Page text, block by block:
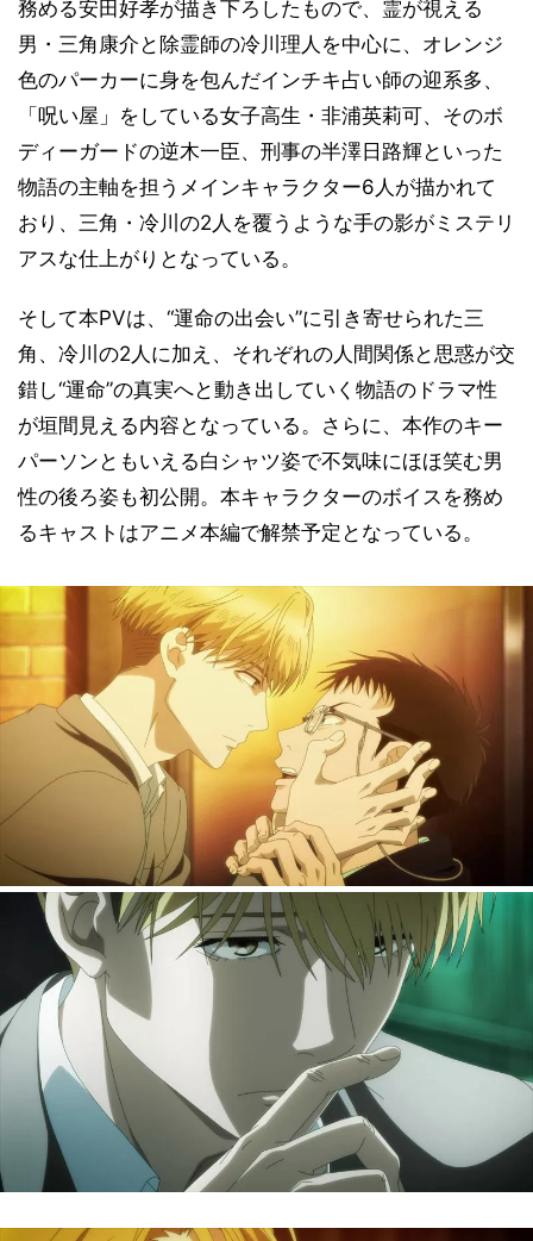
務める安田好孝が描き下ろしたもので、霊が視える
男・三角康介と除霊師の冷川理人を中心に、オレンジ
色のパーカーに身を包んだインチキ占い師の迎系多、
「呪い屋」をしている女子高生・非浦英莉可、そのボ
ディーガードの逆木一臣、刑事の半澤日路輝といった
物語の主軸を担うメインキャラクター6人が描かれて
おり、三角・冷川の2人を覆うような手の影がミステリ
アスな仕上がりとなっている。
そして本PVは、“運命の出会い”に引き寄せられた三
角、冷川の2人に加え、それぞれの人間関係と思惑が交
錯し“運命”の真実へと動き出していく物語のドラマ性
が垣間見える内容となっている。さらに、本作のキー
パーソンともいえる白シャツ姿で不気味にほほ笑む男
性の後ろ姿も初公開。本キャラクターのボイスを務め
るキャストはアニメ本編で解禁予定となっている。